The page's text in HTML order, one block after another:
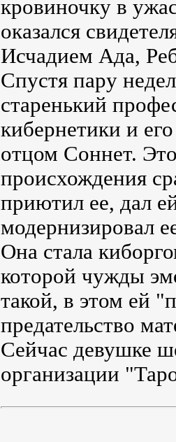
кровиночку в
оказался
Исчадием Ада,
Спустя пару
старенький
кибернетики и
отцом Соннет.
происхождения
приютил ее, дал
модернизировал
Она стала
которой чужды
такой, в этом ей
предательство
Сейчас девушке
организации